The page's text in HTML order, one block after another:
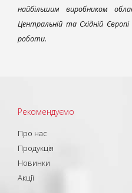
найбільшим виробником
Центральній та Східній
роботи.
Рекомендуємо
Про нас
Продукція
Новинки
Акції